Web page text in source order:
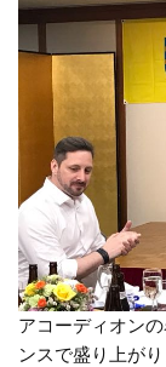
アコーディオン
ンスで盛り上がり